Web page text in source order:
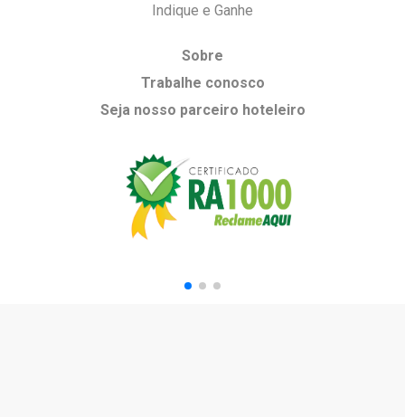
Indique e Ganhe
Sobre
Trabalhe conosco
Seja nosso parceiro hoteleiro